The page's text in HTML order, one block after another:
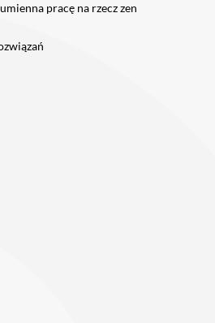
pracę na rzecz zen